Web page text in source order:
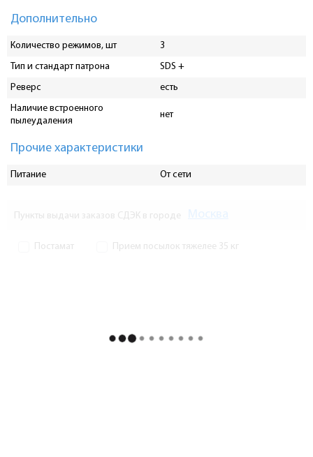
Дополнительно
Количество режимов, шт
3
Тип и стандарт патрона
SDS +
Реверс
есть
Наличие встроенного
пылеудаления
нет
Прочие характеристики
Питание От сети
Пункты выдачи заказов СДЭК в городе
Постамат Прием посылок тяжелее 35 кг